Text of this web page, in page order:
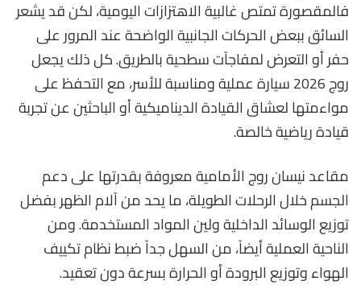
فالمقصورة تمتص غالبية الاهتزازات اليومية، لكن قد يشعر
السائق ببعض الحركات الجانبية الواضحة عند المرور على
حفر أو التعرض لمفاجآت سطحية بالطريق. كل ذلك يجعل
روج 2026 سيارة عملية ومناسبة للأسر، مع التحفظ على
مواءمتها لعشاق القيادة الديناميكية أو الباحثين عن تجربة
قيادة رياضية خالصة.
مقاعد نيسان روج الأمامية معروفة بقدرتها على دعم
الجسم خلال الرحلات الطويلة، ما يحد من آلام الظهر بفضل
توزيع الوسائد الداخلية ولين المواد المستخدمة. ومن
الناحية العملية أيضاً، من السهل جداً ضبط نظام تكييف
الهواء وتوزيع البرودة أو الحرارة بسرعة دون تعقيد.